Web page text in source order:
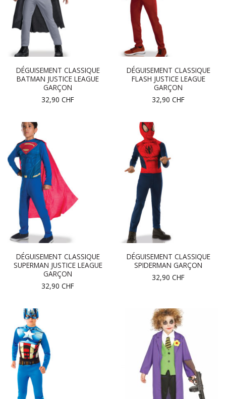
DÉGUISEMENT CLASSIQUE
BATMAN JUSTICE LEAGUE
GARÇON
32,90 CHF
DÉGUISEMENT CLASSIQUE
FLASH JUSTICE LEAGUE
GARÇON
32,90 CHF
DÉGUISEMENT CLASSIQUE
SUPERMAN JUSTICE LEAGUE
GARÇON
32,90 CHF
DÉGUISEMENT CLASSIQUE
SPIDERMAN GARÇON
32,90 CHF